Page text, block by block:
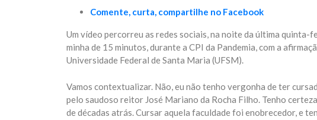
Comente, curta, compartilhe no Facebook
Um vídeo percorreu as redes sociais, na noite da última quinta-
minha de 15 minutos, durante a CPI da Pandemia, com a
Universidade Federal de Santa Maria (UFSM).
Vamos contextualizar. Não, eu não tenho vergonha de ter
pelo saudoso reitor José Mariano da Rocha Filho. Tenho
de décadas atrás. Cursar aquela faculdade foi enobrecedor, e